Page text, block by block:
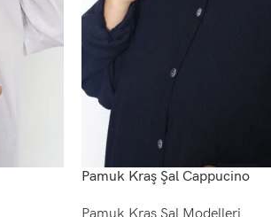
Pamuk Kraş Şal Cappucino